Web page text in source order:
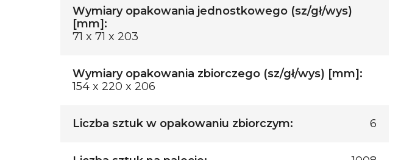
Wymiary opakowania jednostkowego (sz/gł/wys)
[mm]:
71 x 71 x 203
Wymiary opakowania zbiorczego (sz/gł/wys) [mm]:
154 x 220 x 206
Liczba sztuk w opakowaniu zbiorczym: 6